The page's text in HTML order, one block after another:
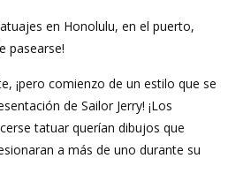
en Honolulu, en el puerto,
pasearse!
¡pero comienzo de un estilo que se
de Sailor Jerry! ¡Los
tatuar querían dibujos que
a más de uno durante su